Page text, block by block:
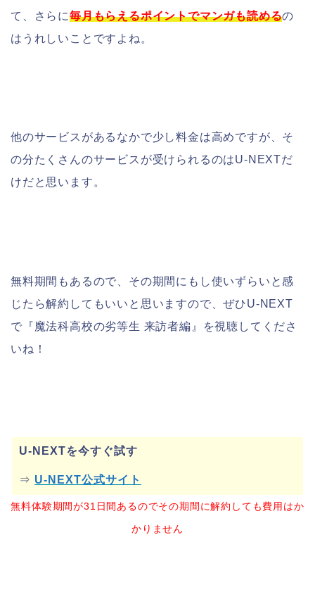
て、さらに毎月もらえるポイントでマンガも読めるの
はうれしいことですよね。
他のサービスがあるなかで少し料金は高めですが、そ
の分たくさんのサービスが受けられるのはU-NEXTだ
けだと思います。
無料期間もあるので、その期間にもし使いずらいと感
じたら解約してもいいと思いますので、ぜひU-NEXT
で『魔法科高校の劣等生 来訪者編』を視聴してくださ
いね！
U-NEXTを今すぐ試す
⇒ U-NEXT公式サイト
無料体験期間が31日間あるのでその期間に解約しても費用はか
かりません